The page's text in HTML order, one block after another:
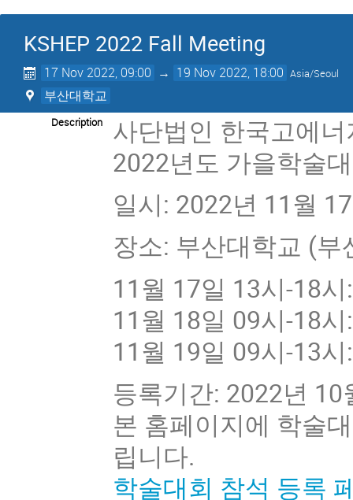
KSHEP 2022 Fall Meeting
17 Nov 2022, 09:00 → 19 Nov 2022, 18:00 Asia/Seoul
부산대학교
Description
사단법인 한국고에
2022년도 가을학술
일시: 2022년 11월
장소: 부산대학교 (
11월 17일 13시-18
11월 18일 09시-18
11월 19일 09시-13
등록기간: 2022년
본 홈페이지에 학술
립니다.
학술대회 참석 등록